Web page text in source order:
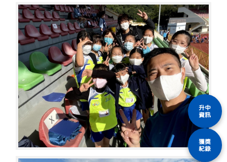
升中
資訊
獲獎
紀錄